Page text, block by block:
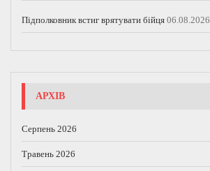
Підполковник встиг врятувати бійця 06.08.2026
АРХІВ
Серпень 2026
Травень 2026